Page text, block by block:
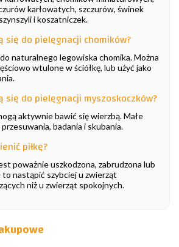
karłowatych, szczurów, świnek
i koszatniczek.
się do pielęgnacji chomików?
naturalnego legowiska chomika. Można
wtulone w ściółkę, lub użyć jako
się do pielęgnacji myszoskoczków?
aktywnie bawić się wierzbą. Małe
badania i skubania.
piłkę?
poważnie uszkodzona, zabrudzona lub
nastąpić szybciej u zwierząt
niż u zwierząt spokojnych.